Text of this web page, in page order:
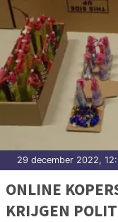
29 december 2022,
ONLINE
KRIJGEN